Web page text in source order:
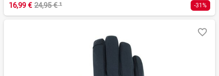
16,99 € 24,95 €¹ -31%